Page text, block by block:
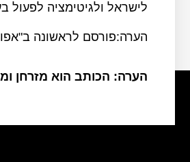
לישראל ולגיטימציה לפעול
הערה:פורסם לראשונה
הערה: הכותב הוא מזרחן